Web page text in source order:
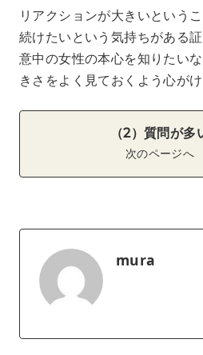
リアクションが大きいという
続けたいという気持ちがある証
意中の女性の本心を知りたい
きさをよく見ておくよう心がけ
（2）質問が多
次のページへ
mura